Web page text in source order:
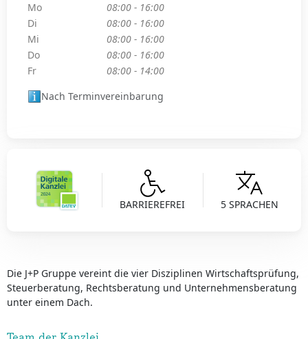
BARRIEREFREI 5 SPRACHEN
Die J+P Gruppe vereint die vier Disziplinen Wirtschaftsprüfung,
Steuerberatung, Rechtsberatung und Unternehmensberatung
unter einem Dach.
Mo
08:00 - 16:00
Di
08:00 - 16:00
Mi
08:00 - 16:00
Do
08:00 - 16:00
Fr
08:00 - 14:00
Nach Terminvereinbarung